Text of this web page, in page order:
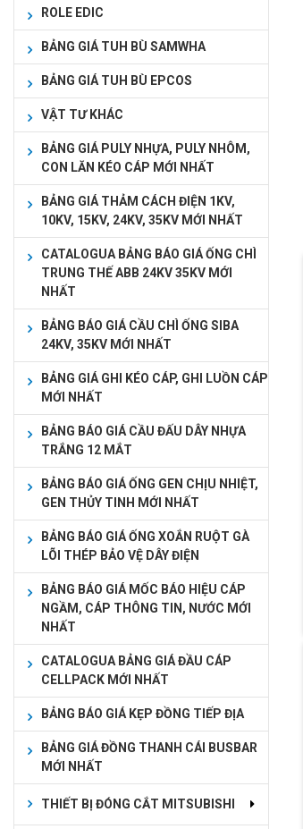
ROLE EDIC
BẢNG GIÁ TUH BÙ SAMWHA
BẢNG GIÁ TUH BÙ EPCOS
VẬT TƯ KHÁC
BẢNG GIÁ PULY NHỰA, PULY NHÔM,
CON LĂN KÉO CÁP MỚI NHẤT
BẢNG GIÁ THẢM CÁCH ĐIỆN 1KV,
10KV, 15KV, 24KV, 35KV MỚI NHẤT
CATALOGUA BẢNG BÁO GIÁ ỐNG CHÌ
TRUNG THẾ ABB 24KV 35KV MỚI
NHẤT
BẢNG BÁO GIÁ CẦU CHÌ ỐNG SIBA
24KV, 35KV MỚI NHẤT
BẢNG GIÁ GHI KÉO CÁP, GHI LUỒN CÁP
MỚI NHẤT
BẢNG BÁO GIÁ CẦU ĐẤU DÂY NHỰA
TRẮNG 12 MẮT
BẢNG BÁO GIÁ ỐNG GEN CHỊU NHIỆT,
GEN THỦY TINH MỚI NHẤT
BẢNG BÁO GIÁ ỐNG XOẮN RUỘT GÀ
LÕI THÉP BẢO VỆ DÂY ĐIỆN
BẢNG BÁO GIÁ MỐC BÁO HIỆU CÁP
NGẦM, CÁP THÔNG TIN, NƯỚC MỚI
NHẤT
CATALOGUA BẢNG GIÁ ĐẦU CÁP
CELLPACK MỚI NHẤT
BẢNG BÁO GIÁ KẸP ĐỒNG TIẾP ĐỊA
BẢNG GIÁ ĐỒNG THANH CÁI BUSBAR
MỚI NHẤT
THIẾT BỊ ĐÓNG CẮT MITSUBISHI